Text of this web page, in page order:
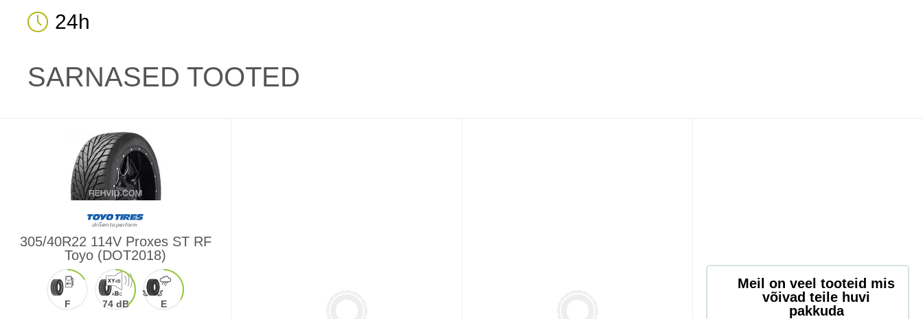
24h
SARNASED TOOTED
305/40R22 114V Proxes ST RF
Toyo (DOT2018)
F 74 dB E
Meil on veel tooteid mis
võivad teile huvi
pakkuda